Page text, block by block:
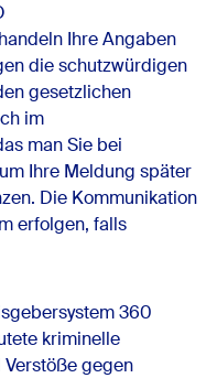
Ihre Angaben
die schutzwürdigen
gesetzlichen
im
man Sie bei
Ihre Meldung später
Die Kommunikation
erfolgen, falls
360
kriminelle
gegen